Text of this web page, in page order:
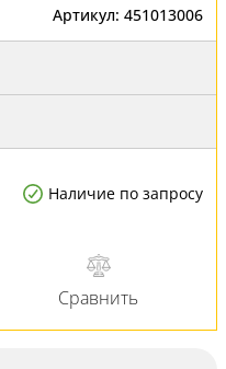
Артикул: 451013006
Наличие по запросу